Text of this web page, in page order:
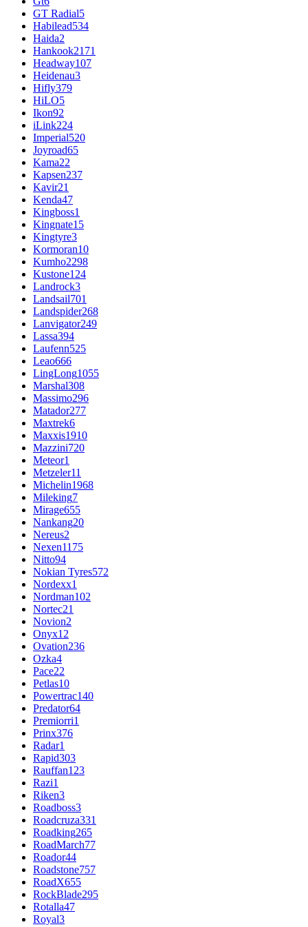
GT Radial5
Habilead534
Haida2
Hankook2171
Headway107
Heidenau3
Hifly379
HiLO5
Ikon92
iLink224
Imperial520
Joyroad65
Kama22
Kapsen237
Kavir21
Kenda47
Kingboss1
Kingnate15
Kingtyre3
Kormoran10
Kumho2298
Kustone124
Landrock3
Landsail701
Landspider268
Lanvigator249
Lassa394
Laufenn525
Leao666
LingLong1055
Marshal308
Massimo296
Matador277
Maxtrek6
Maxxis1910
Mazzini720
Meteor1
Metzeler11
Michelin1968
Mileking7
Mirage655
Nankang20
Nereus2
Nexen1175
Nitto94
Nokian Tyres572
Nordexx1
Nordman102
Nortec21
Novion2
Onyx12
Ovation236
Ozka4
Pace22
Petlas10
Powertrac140
Predator64
Premiorri1
Prinx376
Radar1
Rapid303
Rauffan123
Razi1
Riken3
Roadboss3
Roadcruza331
Roadking265
RoadMarch77
Roador44
Roadstone757
RoadX655
RockBlade295
Rotalla47
Royal3